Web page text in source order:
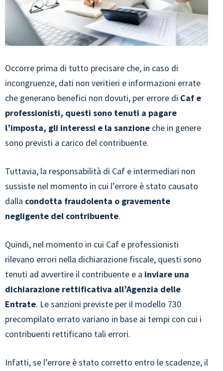
Occorre prima di tutto precisare che, in caso di
incongruenze, dati non veritieri e informazioni errate
che generano benefici non dovuti, per errore di Caf e
professionisti, questi sono tenuti a pagare
l’imposta, gli interessi e la sanzione che in genere
sono previsti a carico del contribuente.
Tuttavia, la responsabilità di Caf e intermediari non
sussiste nel momento in cui l’errore è stato causato
dalla condotta fraudolenta o gravemente
negligente del contribuente.
Quindi, nel momento in cui Caf e professionisti
rilevano errori nella dichiarazione fiscale, questi sono
tenuti ad avvertire il contribuente e a inviare una
dichiarazione rettificativa all’Agenzia delle
Entrate. Le sanzioni previste per il modello 730
precompilato errato variano in base ai tempi con cui i
contribuenti rettificano tali errori.
Infatti, se l’errore è stato corretto entro le scadenze, il